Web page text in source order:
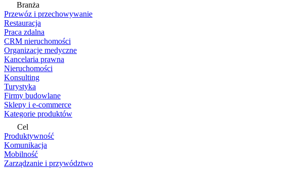
Branża
Przewóz i przechowywanie
Restauracja
Praca zdalna
CRM nieruchomości
Organizacje medyczne
Kancelaria prawna
Nieruchomości
Konsulting
Turystyka
Firmy budowlane
Sklepy i e-commerce
Kategorie produktów
Cel
Produktywność
Komunikacja
Mobilność
Zarządzanie i przywództwo